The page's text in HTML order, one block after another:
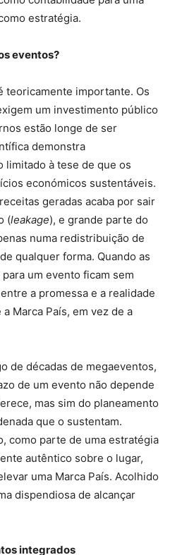
estratégia.
eventos?
teoricamente importante. Os
um investimento público
estão longe de ser
demonstra
limitado à tese de que os
económicos sustentáveis.
geradas acaba por sair
(leakage), e grande parte do
numa redistribuição de
qualquer forma. Quando as
um evento ficam sem
a promessa e a realidade
Marca País, em vez de a
de décadas de megaeventos,
de um evento não depende
mas sim do planeamento
que o sustentam.
como parte de uma estratégia
autêntico sobre o lugar,
uma Marca País. Acolhido
dispendiosa de alcançar
integrados